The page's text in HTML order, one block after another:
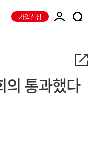
가입신청
의 통과했다